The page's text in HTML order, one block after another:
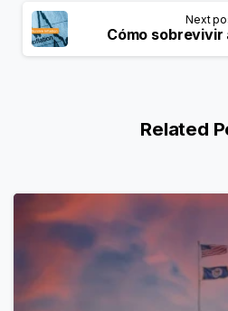
Next
Cómo sobrevivir
Related